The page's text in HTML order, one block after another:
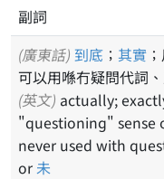
副詞
(廣東話) 到底 ； 其實
可以用喺冇疑問代詞
(英文)
"questioning" sense
never used with
or未